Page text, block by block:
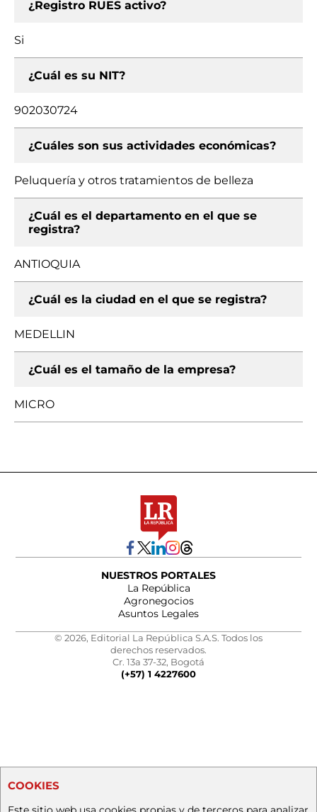
¿Registro RUES activo?
Si
¿Cuál es su NIT?
902030724
¿Cuáles son sus actividades económicas?
Peluquería y otros tratamientos de belleza
¿Cuál es el departamento en el que se
registra?
ANTIOQUIA
¿Cuál es la ciudad en el que se registra?
MEDELLIN
¿Cuál es el tamaño de la empresa?
MICRO
NUESTROS PORTALES
La República
Agronegocios
Asuntos Legales
© 2026, Editorial La República S.A.S. Todos los
derechos reservados.
Cr. 13a 37-32, Bogotá
(+57) 1 4227600
COOKIES